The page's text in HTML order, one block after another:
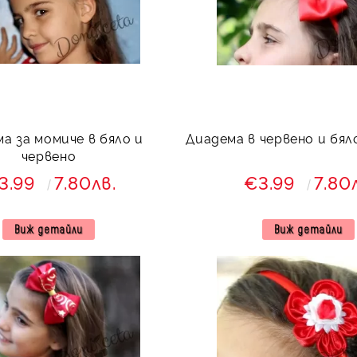
за момиче в бяло и
червено
7.80лв.
Виж детайли
Диадема в червено и
€3.99
Виж детайли